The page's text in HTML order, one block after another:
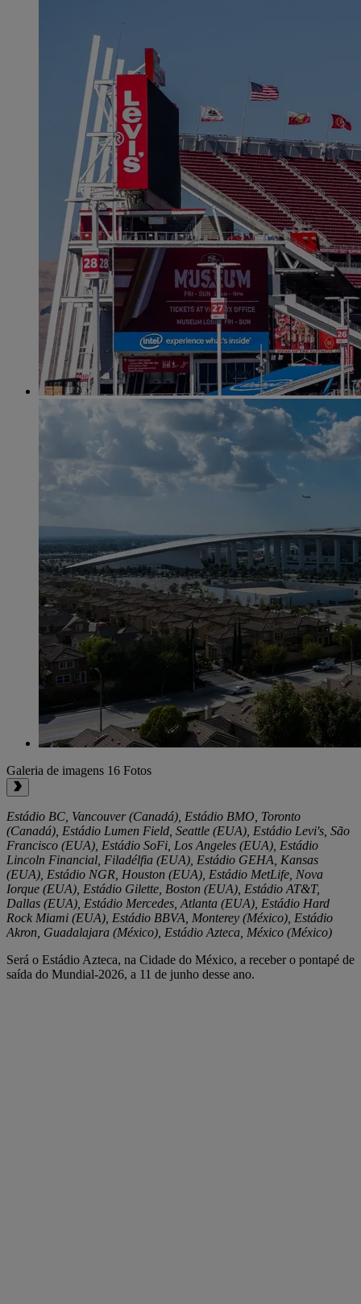
Galeria de imagens 16 Fotos
Estádio BC, Vancouver (Canadá), Estádio BMO, Toronto
(Canadá), Estádio Lumen Field, Seattle (EUA), Estádio Levi's, São
Francisco (EUA), Estádio SoFi, Los Angeles (EUA), Estádio
Lincoln Financial, Filadélfia (EUA), Estádio GEHA, Kansas
(EUA), Estádio NGR, Houston (EUA), Estádio MetLife, Nova
Iorque (EUA), Estádio Gilette, Boston (EUA), Estádio AT&T,
Dallas (EUA), Estádio Mercedes, Atlanta (EUA), Estádio Hard
Rock Miami (EUA), Estádio BBVA, Monterey (México), Estádio
Akron, Guadalajara (México), Estádio Azteca, México (México)
Será o Estádio Azteca, na Cidade do México, a receber o pontapé de
saída do Mundial-2026, a 11 de junho desse ano.